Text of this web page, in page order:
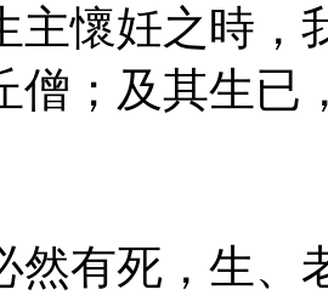
主懷妊之時
僧；及其生已
有死，生、